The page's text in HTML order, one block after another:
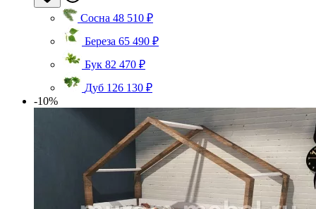
Сосна 48 510 ₽
Береза 65 490 ₽
Бук 82 470 ₽
Дуб 126 130 ₽
-10%